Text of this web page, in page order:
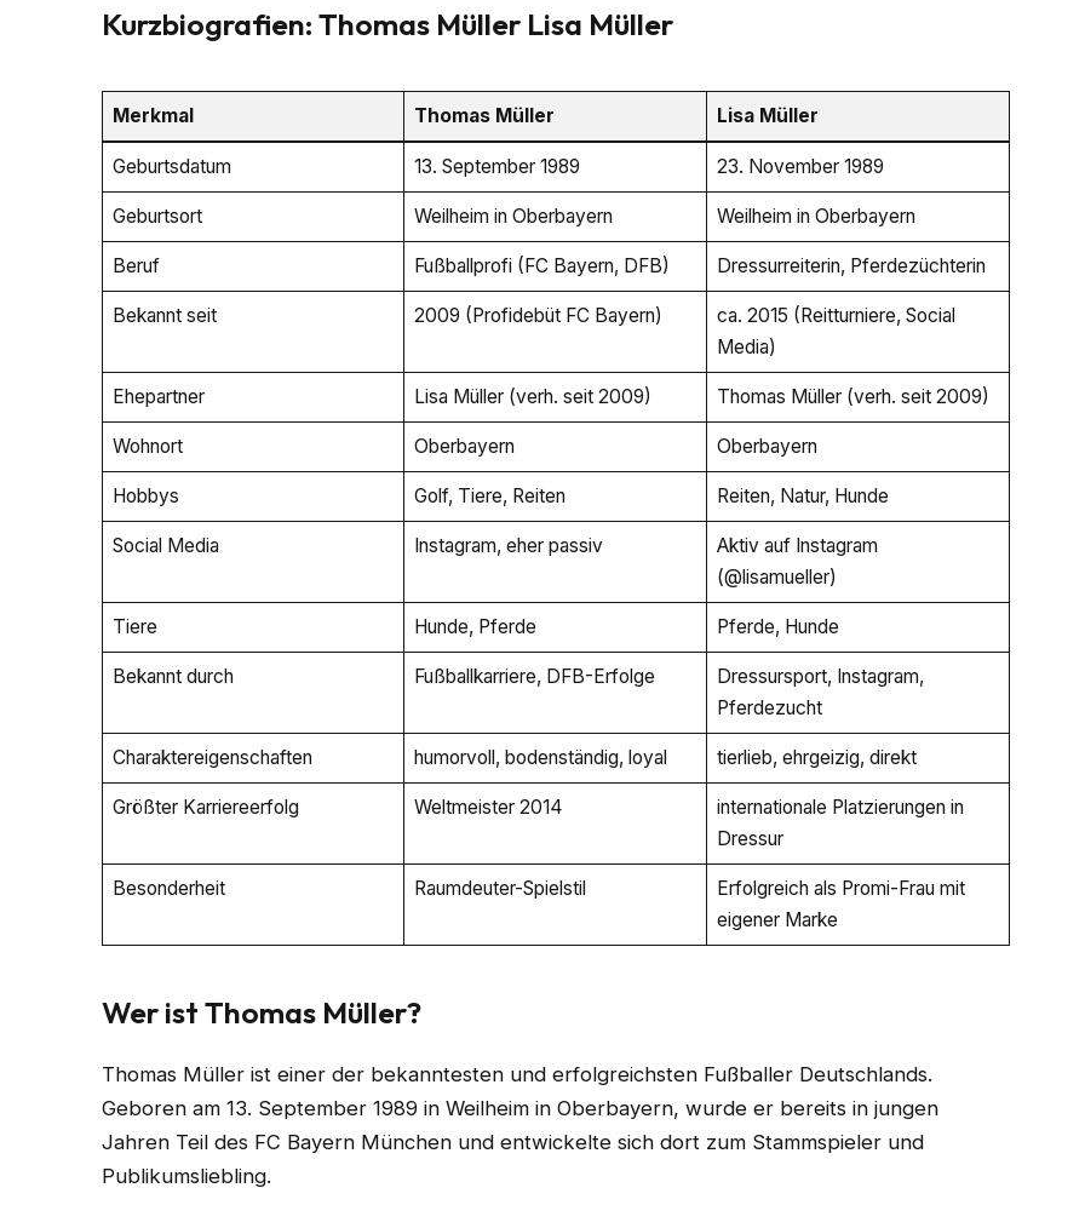
Kurzbiografien: Thomas Müller Lisa Müller
Merkmal Thomas Müller Lisa Müller
Geburtsdatum 13. September 1989 23. November 1989
Geburtsort Weilheim in Oberbayern Weilheim in Oberbayern
Beruf Fußballprofi (FC Bayern, DFB) Dressurreiterin, Pferdezüchterin
Bekannt seit 2009 (Profidebüt FC Bayern)
ca. 2015 (Reitturniere, Social
Media)
Ehepartner Lisa Müller (verh. seit 2009) Thomas Müller (verh. seit 2009)
Wohnort Oberbayern Oberbayern
Hobbys Golf, Tiere, Reiten Reiten, Natur, Hunde
Social Media Instagram, eher passiv
Aktiv auf Instagram
(@lisamueller)
Tiere Hunde, Pferde Pferde, Hunde
Bekannt durch Fußballkarriere, DFB-Erfolge
Dressursport, Instagram,
Pferdezucht
Charaktereigenschaften humorvoll, bodenständig, loyal tierlieb, ehrgeizig, direkt
Größter Karriereerfolg Weltmeister 2014
internationale Platzierungen in
Dressur
Besonderheit Raumdeuter-Spielstil
Erfolgreich als Promi-Frau mit
eigener Marke
Wer ist Thomas Müller?
Thomas Müller ist einer der bekanntesten und erfolgreichsten Fußballer Deutschlands.
Geboren am 13. September 1989 in Weilheim in Oberbayern, wurde er bereits in jungen
Jahren Teil des FC Bayern München und entwickelte sich dort zum Stammspieler und
Publikumsliebling.